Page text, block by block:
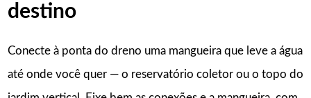
destino
Conecte à ponta do dreno uma mangueira que leve a água
até onde você quer — o reservatório coletor ou o topo do